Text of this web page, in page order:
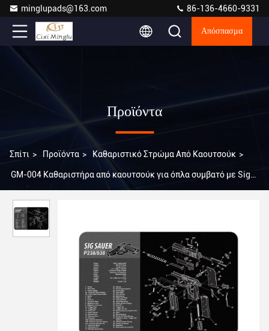
minglupads@163.com 86-136-4660-9331
Απόσπασμα
Προϊόντα
Σπίτι > Προϊόντα > Καθαριστικό Στρώμα Από Καουτσούκ >
GM-004 Καθαριστήρα από καουτσούκ για όπλα συμβατό με Sig